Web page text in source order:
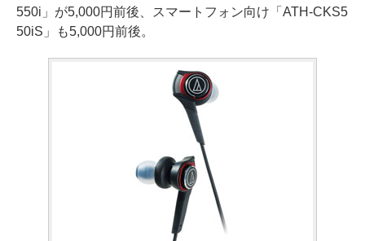
550i」が5,000円前後、スマートフォン向け「ATH-CKS5
50iS」も5,000円前後。